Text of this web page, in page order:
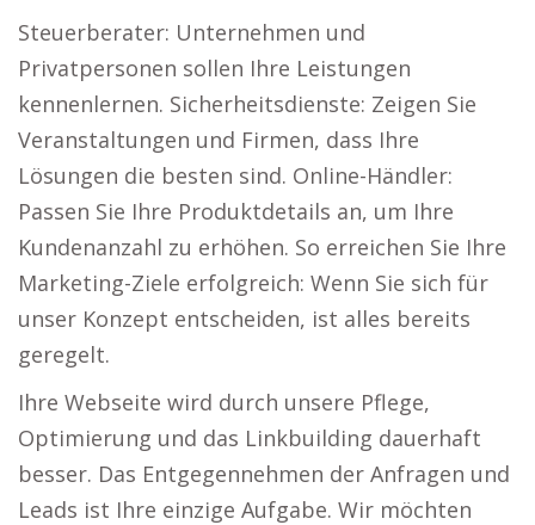
Steuerberater: Unternehmen und
Privatpersonen sollen Ihre Leistungen
kennenlernen. Sicherheitsdienste: Zeigen Sie
Veranstaltungen und Firmen, dass Ihre
Lösungen die besten sind. Online-Händler:
Passen Sie Ihre Produktdetails an, um Ihre
Kundenanzahl zu erhöhen. So erreichen Sie Ihre
Marketing-Ziele erfolgreich: Wenn Sie sich für
unser Konzept entscheiden, ist alles bereits
geregelt.
Ihre Webseite wird durch unsere Pflege,
Optimierung und das Linkbuilding dauerhaft
besser. Das Entgegennehmen der Anfragen und
Leads ist Ihre einzige Aufgabe. Wir möchten